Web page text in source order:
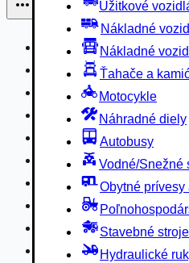
Úžitkové
Nákladné
Nákladné
Ťahače a
Motocykle
Náhradné diely
Autobusy
Vodné/Snežné
Obytné prívesy
Stavebné
Hydraulické
Náhradné diely
Autobusy
Vodné/Snežné skútre,
Obytné prívesy
Poľnohospodárske
Stavebné stroje
Hydraulické ruky
Vysokozdvižné vozíky
Špeciály/nosiče
Návesy/prívesy